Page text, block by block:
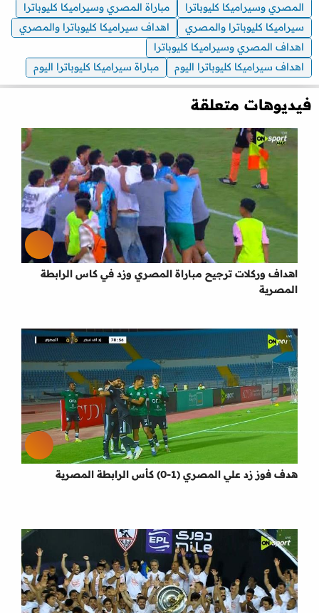
المصري وسيراميكا كليوباترا
مباراة المصري وسيراميكا كليوباترا
سيراميكا كليوباترا والمصري
اهداف سيراميكا كليوباترا والمصري
اهداف المصري وسيراميكا كليوباترا
اهداف سيراميكا كليوباترا اليوم
مباراة سيراميكا كليوباترا اليوم
فيديوهات متعلقة
اهداف وركلات ترجيح مباراة المصري وزد في كاس الرابطة
المصرية
هدف فوز زد علي المصري (1-0) كأس الرابطة المصرية